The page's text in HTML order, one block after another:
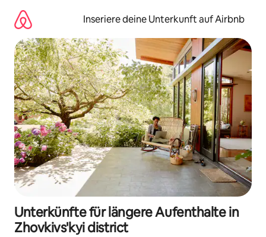
Inhalten
springen
Inseriere deine Unterkunft auf Airbnb
Unterkünfte für längere Aufenthalte in
Zhovkivs'kyi district